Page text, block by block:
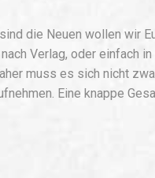
die Neuen wollen wir
Verlag, oder einfach
muss es sich nicht
Eine knappe